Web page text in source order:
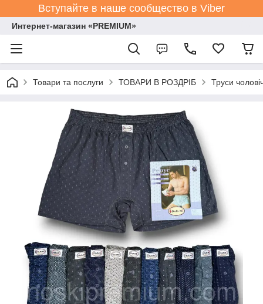
Вступайте в наше сообщество в Viber
Интернет-магазин «PREMIUM»
Товари та послуги ТОВАРИ В РОЗДРІБ Труси